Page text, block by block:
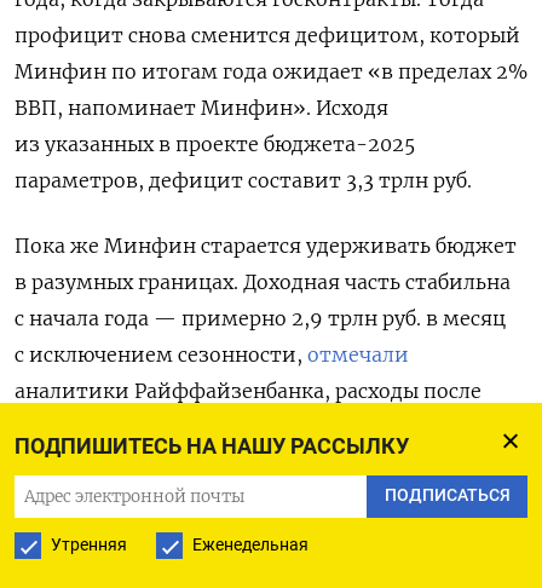
ПОДПИШИТЕСЬ НА НАШУ РАССЫЛКУ
ПОДПИСАТЬСЯ
Утренняя Еженедельная
профицит снова сменится дефицитом, который
Минфин по итогам года ожидает «в пределах 2%
ВВП, напоминает Минфин». Исходя
из указанных в проекте бюджета-2025
параметров, дефицит составит 3,3 трлн руб.
Пока же Минфин старается удерживать бюджет
в разумных границах. Доходная часть стабильна
с начала года — примерно 2,9 трлн руб. в месяц
с исключением сезонности, отмечали
аналитики Райффайзенбанка, расходы после
с авансированием, тоже равномерны, без
всплесков. Онине видят
рисков, связанных
с покрытием дефицита в этом году, несмотря